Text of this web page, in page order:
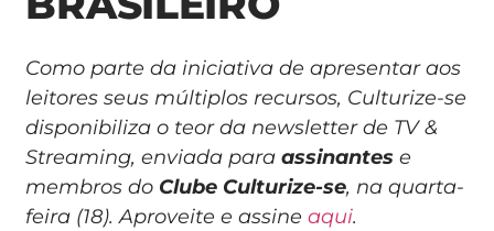
Como parte da iniciativa de apresentar aos
leitores seus múltiplos recursos, Culturize-se
disponibiliza o teor da newsletter de TV &
Streaming, enviada paraassinantes e
membros do Clube Culturize-se, na quarta-
feira (18). Aproveite e assine aqui.